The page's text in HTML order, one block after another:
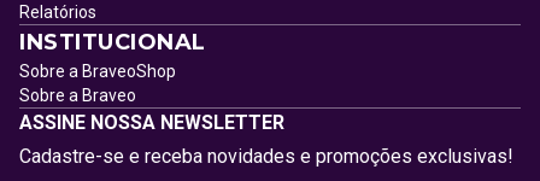
Relatórios
INSTITUCIONAL
Sobre a BraveoShop
Sobre a Braveo
ASSINE NOSSA NEWSLETTER
Cadastre-se e receba novidades e promoções exclusivas!